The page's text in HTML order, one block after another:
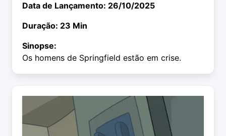
Data de Lançamento: 26/10/2025
Duração: 23 Min
Sinopse:
Os homens de Springfield estão em crise.